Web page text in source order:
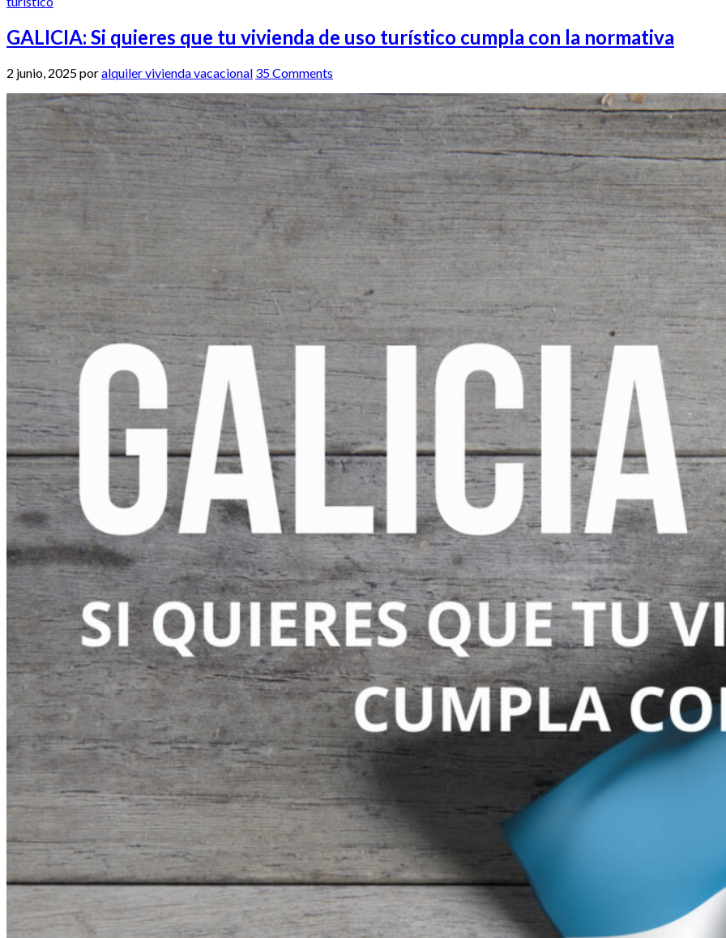
GALICIA: Si quieres que tu vivienda de uso turístico cumpla con la normativa
2 junio, 2025poralquiler vivienda vacacional 35 Comments